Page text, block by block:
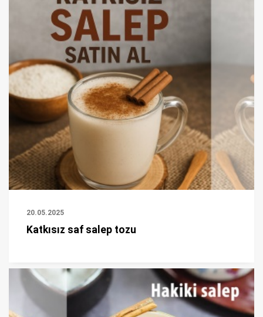
20.05.2025
Katkısız saf salep tozu